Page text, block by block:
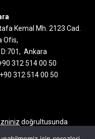
Kemal Mh. 2123 Cad.
Ofis,
D:701, Ankara
312 514 00 50
312 514 00 50
doğrultusunda